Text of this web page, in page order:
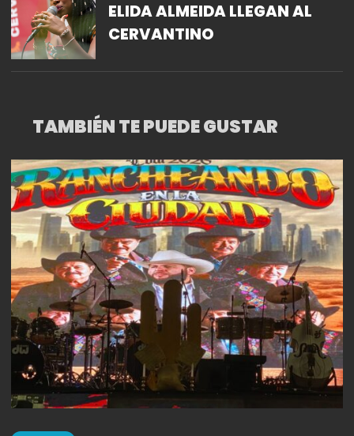
ELIDA ALMEIDA LLEGAN AL
CERVANTINO
TAMBIÉN TE PUEDE GUSTAR